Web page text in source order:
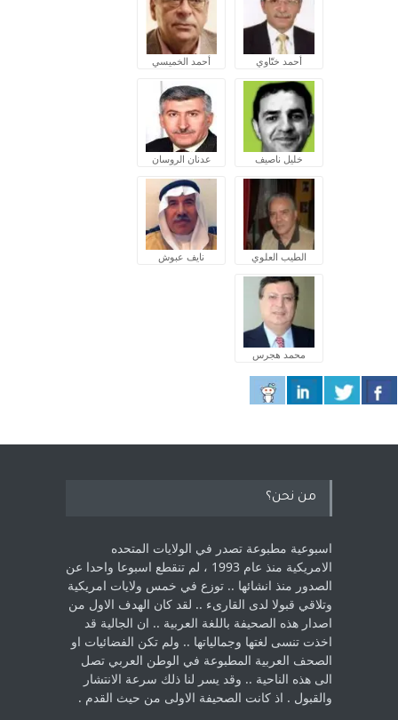
أحمد ختّاوي أحمد الخميسي
خليل ناصيف عدنان الروسان
الطيب العلوي نايف عبوش
محمد هجرس
من نحن؟
اسبوعية مطبوعة تصدر في الولايات المتحده
الامريكية منذ عام 1993 ، لم ‏تنقطع اسبوعا واحدا عن
الصدور منذ انشائها .. توزع في خمس ولايات امريكية
‏وتلاقي قبولا لدى القارىء ..‏ لقد كان الهدف الاول من
اصدار هذه الصحيفة باللغة العربية .. ان الجالية قد
اخذت ‏تنسى لغتها وجمالياتها .. ولم تكن الفضائيات او
الصحف العربية المطبوعة في الوطن ‏العربي تصل
الى هذه الناحية .. وقد يسر لنا ذلك سرعة الانتشار
والقبول . اذ كانت ‏الصحيفة الاولى من حيث القدم . ‏